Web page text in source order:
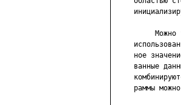
Можно
ное
ванные
раммы